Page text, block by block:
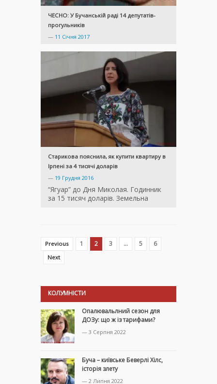
ЧЕСНО: У Бучанській раді 14 депутатів-
прогульників
— 11 Січня 2017
Старикова пояснила, як купити квартиру в
Ірпені за 4 тисячі доларів
— 19 Грудня 2016
“Ягуар” до Дня Миколая. Годинник
за 15 тисяч доларів. Земельна
Previous 1 2 3 … 5 6
Next
КОЛУМНІСТИ
Опалювальлний сезон для
ДОЗу: що ж із тарифами?
— 3 Серпня 2022
Буча – київське Беверлі Хілс,
історія злету
— 2 Липня 2022